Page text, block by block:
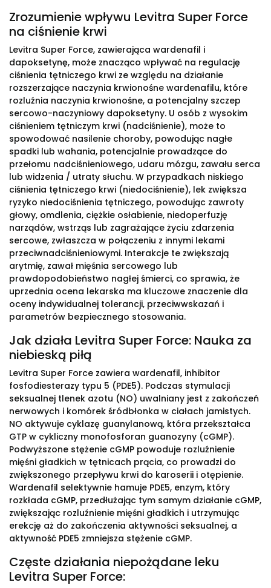
Zrozumienie wpływu Levitra Super Force
na ciśnienie krwi
Levitra Super Force, zawierająca wardenafil i
dapoksetynę, może znacząco wpływać na regulację
ciśnienia tętniczego krwi ze względu na działanie
rozszerzające naczynia krwionośne wardenafilu, które
rozluźnia naczynia krwionośne, a potencjalny szczep
sercowo-naczyniowy dapoksetyny. U osób z wysokim
ciśnieniem tętniczym krwi (nadciśnienie), może to
spowodować nasilenie choroby, powodując nagłe
spadki lub wahania, potencjalnie prowadzące do
przełomu nadciśnieniowego, udaru mózgu, zawału serca
lub widzenia / utraty słuchu. W przypadkach niskiego
ciśnienia tętniczego krwi (niedociśnienie), lek zwiększa
ryzyko niedociśnienia tętniczego, powodując zawroty
głowy, omdlenia, ciężkie osłabienie, niedoperfuzję
narządów, wstrząs lub zagrażające życiu zdarzenia
sercowe, zwłaszcza w połączeniu z innymi lekami
przeciwnadciśnieniowymi. Interakcje te zwiększają
arytmię, zawał mięśnia sercowego lub
prawdopodobieństwo nagłej śmierci, co sprawia, że
uprzednia ocena lekarska ma kluczowe znaczenie dla
oceny indywidualnej tolerancji, przeciwwskazań i
parametrów bezpiecznego stosowania.
Jak działa Levitra Super Force: Nauka za
niebieską piłą
Levitra Super Force zawiera wardenafil, inhibitor
fosfodiesterazy typu 5 (PDE5). Podczas stymulacji
seksualnej tlenek azotu (NO) uwalniany jest z zakończeń
nerwowych i komórek śródbłonka w ciałach jamistych.
NO aktywuje cyklazę guanylanową, która przekształca
GTP w cykliczny monofosforan guanozyny (cGMP).
Podwyższone stężenie cGMP powoduje rozluźnienie
mięśni gładkich w tętnicach prącia, co prowadzi do
zwiększonego przepływu krwi do karoserii i otępienie.
Wardenafil selektywnie hamuje PDE5, enzym, który
rozkłada cGMP, przedłużając tym samym działanie cGMP,
zwiększając rozluźnienie mięśni gładkich i utrzymując
erekcję aż do zakończenia aktywności seksualnej, a
aktywność PDE5 zmniejsza stężenie cGMP.
Częste działania niepożądane leku
Levitra Super Force: